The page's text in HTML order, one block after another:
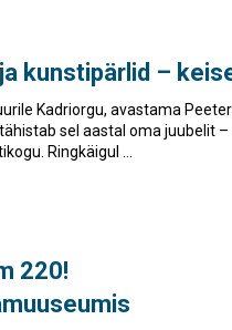
kunstipärlid –
Kadriorgu, avastama
sel aastal oma juubelit
Ringkäigul ...
220!